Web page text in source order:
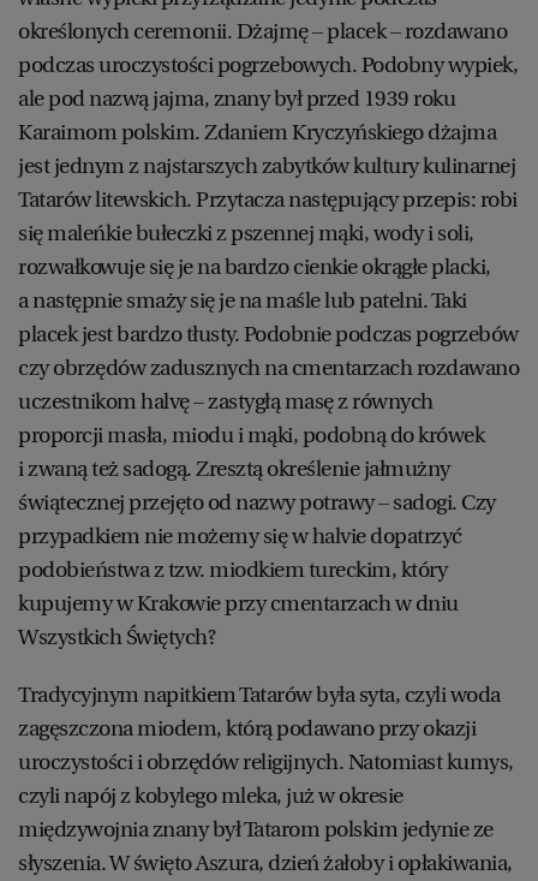
określonych ceremonii. Dżajmę – placek – rozdawano
podczas uroczystości pogrzebowych. Podobny wypiek,
ale pod nazwą jajma, znany był przed 1939 roku
Karaimom polskim. Zdaniem Kryczyńskiego dżajma
jest jednym z najstarszych zabytków kultury kulinarnej
Tatarów litewskich. Przytacza następujący przepis: robi
się maleńkie bułeczki z pszennej mąki, wody i soli,
rozwałkowuje się je na bardzo cienkie okrągłe placki,
a następnie smaży się je na maśle lub patelni. Taki
placek jest bardzo tłusty. Podobnie podczas pogrzebów
czy obrzędów zadusznych na cmentarzach rozdawano
uczestnikom halvę – zastygłą masę z równych
proporcji masła, miodu i mąki, podobną do krówek
i zwaną też sadogą. Zresztą określenie jałmużny
świątecznej przejęto od nazwy potrawy – sadogi. Czy
przypadkiem nie możemy się w halvie dopatrzyć
podobieństwa z tzw. miodkiem tureckim, który
kupujemy w Krakowie przy cmentarzach w dniu
Wszystkich Świętych?
Tradycyjnym napitkiem Tatarów była syta, czyli woda
zagęszczona miodem, którą podawano przy okazji
uroczystości i obrzędów religijnych. Natomiast kumys,
czyli napój z kobylego mleka, już w okresie
międzywojnia znany był Tatarom polskim jedynie ze
słyszenia. W święto Aszura, dzień żałoby i opłakiwania,